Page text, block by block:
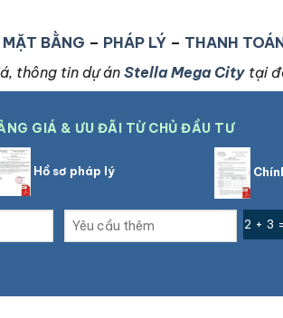
MẶT BẰNG – PHÁP LÝ– THANH
thông tin dự án Stella Mega City tại
GIÁ & ƯU ĐÃI TỪ CHỦ ĐẦU TƯ
Hồ sơ pháp lý
2 + 3